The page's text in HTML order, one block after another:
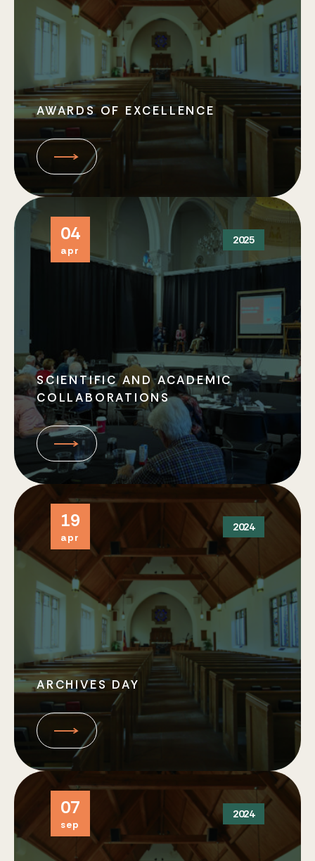
AWARDS OF EXCELLENCE
04
apr
2025
SCIENTIFIC AND ACADEMIC
COLLABORATIONS
19
apr
2024
ARCHIVES DAY
07
sep
2024